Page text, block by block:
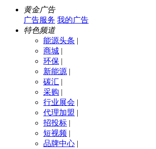
黄金广告
广告服务 我的广告
特色频道
能源头条 |
商城 |
环保 |
新能源 |
碳汇 |
采购 |
行业展会 |
代理加盟 |
招投标 |
短视频 |
品牌中心 |